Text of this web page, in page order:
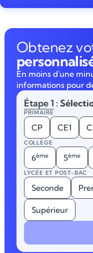
Obtenez
En moins d'une
informations pour
Étape 1 :
PRIMAIRE
CP CE1
COLLÈGE
6ème 5ème
LYCÉE ET POST-BAC
Seconde
Supérieur